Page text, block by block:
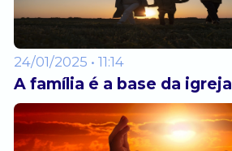
24/01/2025 • 11:14
A família é a base da igreja